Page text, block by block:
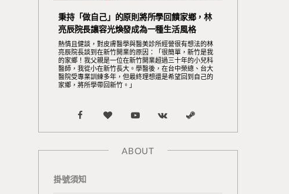
秉持「做自己」的原則將所學回饋家鄉，林
亮辰院長讓容光煥發成為一種生活風格
熱情且健談，對皮膚醫學與醫美診所經營很有想法的林
亮辰院長談到在新竹開業的原因：「很簡單，新竹是我
的家鄉！我父親是一位在新竹開業超過三十年的小兒科
醫師，我從小在新竹長大。學醫後，在台中榮總、台大
醫院受專業訓練多年，但最終理想還是希望回到自己的
家鄉，將所學帶回新竹。」
F
a
e
B
l
Y
o
u
V
K
S
t
ABOUT
掛號須知